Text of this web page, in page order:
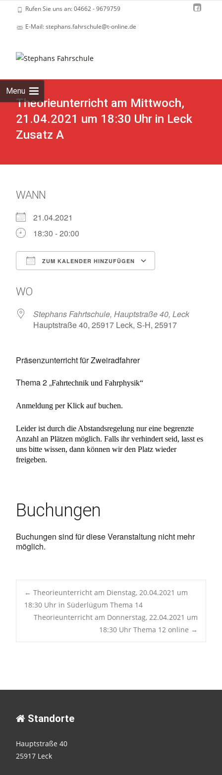
Rufen Sie uns an: 04662 - 9679759
E-Mail: stephans.fahrschule@t-online.de
Menu
Theorieunterricht am Mittwoch,
21.04.2021 um 18:30 Uhr in Leck
Zusatz A
WANN
21.04.2021
18:30 - 20:00
ZUM KALENDER HINZUFÜGEN
WO
Stephans Fahrtschule, Hauptstraße 40, Leck
Hauptstraße 40, 25917 Leck, S-H, 25917
Präsenzunterricht für Zweiradfahrer
Thema 2 „Fahrtechnik und Fahrphysik“
Anmeldung per Klick auf buchen.
Leider ist durch die Abstandsregelung nur eine begrenzte
Anzahl an Plätzen möglich. Falls ihr verhindert seid, lasst es
uns bitte wissen, dann können wir den Platz wieder
freigeben.
Buchungen
Buchungen sind für diese Veranstaltung nicht mehr
möglich.
Post
navigation
← Theorieunterricht am Dienstag, 20.04.2021 um
18:30 Uhr in Süderlügum Thema 14
Theorieunterricht am Donnerstag, 22.04.2021 um
18:30 Uhr Thema 12 online →
Standorte
Hauptstraße 40
25917 Leck